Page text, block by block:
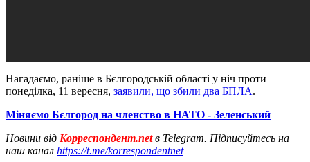
Нагадаємо, раніше в Бєлгородській області у ніч проти
понеділка, 11 вересня, заявили, що збили два БПЛА.
Міняємо Бєлгород на членство в НАТО - Зеленський
Новини від Корреспондент.netв Telegram. Підписуйтесь на
наш канал https://t.me/korrespondentnet